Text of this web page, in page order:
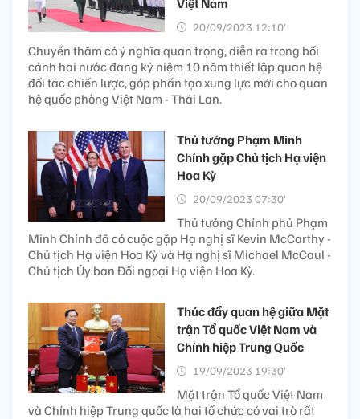
20/09/2023 12:10’
Chuyến thăm có ý nghĩa quan trọng, diễn ra trong bối
cảnh hai nước đang kỷ niệm 10 năm thiết lập quan hệ
đối tác chiến lược, góp phần tạo xung lực mới cho quan
hệ quốc phòng Việt Nam - Thái Lan.
Thủ tướng Phạm Minh
Chính gặp Chủ tịch Hạ viện
Hoa Kỳ
20/09/2023 07:30’
Thủ tướng Chính phủ Phạm
Minh Chính đã có cuộc gặp Hạ nghị sĩ Kevin McCarthy -
Chủ tịch Hạ viện Hoa Kỳ và Hạ nghị sĩ Michael McCaul -
Chủ tịch Ủy ban Đối ngoại Hạ viện Hoa Kỳ.
Thúc đẩy quan hệ giữa Mặt
trận Tổ quốc Việt Nam và
Chính hiệp Trung Quốc
19/09/2023 19:30’
Mặt trận Tổ quốc Việt Nam
và Chính hiệp Trung quốc là hai tổ chức có vai trò rất